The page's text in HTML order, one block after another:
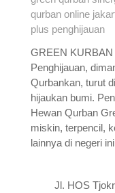
GREEN KURBAN
Penghijauan,
Qurbankan, turut
hijaukan bumi.
Hewan Qurban
miskin, terpencil,
lainnya di negeri
Jl. HOS